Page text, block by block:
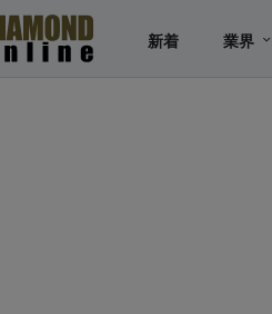
新着 業界